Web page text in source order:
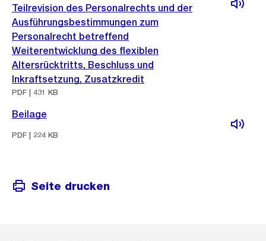
Teilrevision des Personalrechts und der
Ausführungsbestimmungen zum
Personalrecht betreffend
Weiterentwicklung des flexiblen
Altersrücktritts, Beschluss und
Inkraftsetzung, Zusatzkredit
PDF | 431 KB
Beilage
PDF | 224 KB
Seite drucken